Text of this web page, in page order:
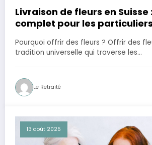
Livraison de fleurs en Suisse
complet pour les particuliers
Pourquoi offrir des fleurs ? Offrir des
tradition universelle qui traverse les…
Le Retraité
13 août 2025